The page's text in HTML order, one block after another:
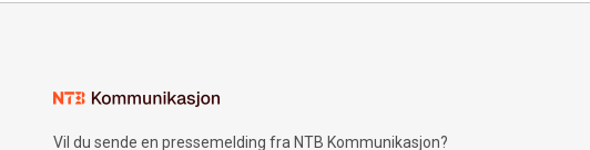
Vil du sende en pressemelding fra NTB Kommunikasjon?